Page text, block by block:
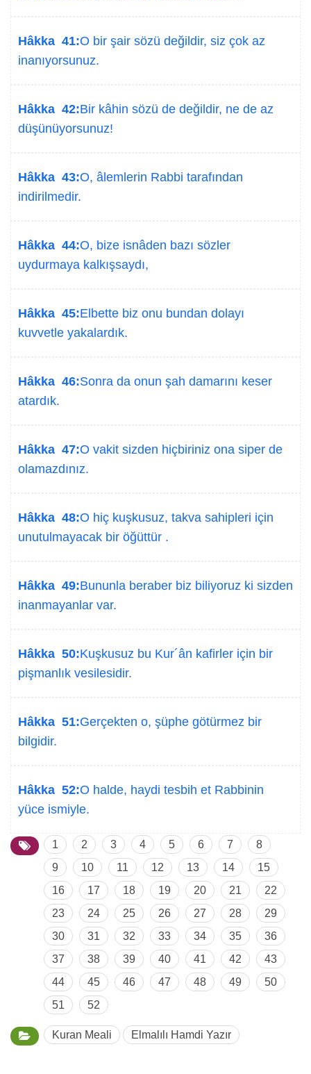
Hâkka 41:O bir şair sözü değildir, siz çok az
inanıyorsunuz.
Hâkka 42:Bir kâhin sözü de değildir, ne de az
düşünüyorsunuz!
Hâkka 43:O, âlemlerin Rabbi tarafından
indirilmedir.
Hâkka 44:O, bize isnâden bazı sözler
uydurmaya kalkışsaydı,
Hâkka 45:Elbette biz onu bundan dolayı
kuvvetle yakalardık.
Hâkka 46:Sonra da onun şah damarını keser
atardık.
Hâkka 47:O vakit sizden hiçbiriniz ona siper de
olamazdınız.
Hâkka 48:O hiç kuşkusuz, takva sahipleri için
unutulmayacak bir öğüttür .
Hâkka 49:Bununla beraber biz biliyoruz ki sizden
inanmayanlar var.
Hâkka 50:Kuşkusuz bu Kur´ân kafirler için bir
pişmanlık vesilesidir.
Hâkka 51:Gerçekten o, şüphe götürmez bir
bilgidir.
Hâkka 52:O halde, haydi tesbih et Rabbinin
yüce ismiyle.
1 2 3 4 5 6 7
8
9
10 11 12 13 14
15
16
17 18 19 20 21
22
23
24 25 26 27 28
29
30
31 32 33 34 35
36
37
38 39 40 41 42
43
44
45 46 47 48 49
50
51
52
Kuran Meali Elmalılı Hamdi Yazır